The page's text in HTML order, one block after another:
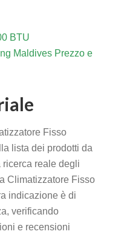
BTU
Maldives Prezzo e
Fisso
lista dei prodotti da
ricerca reale degli
Climatizzatore Fisso
indicazione è di
verificando
e recensioni